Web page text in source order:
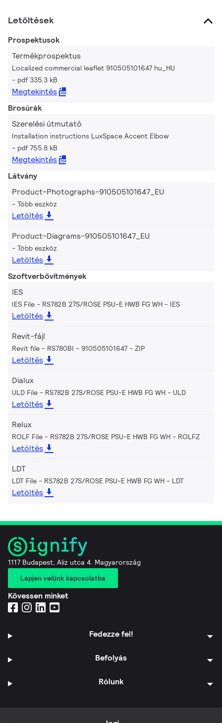
Letöltések
Prospektusok
Termékprospektus
Localized commercial leaflet 910505101647 hu_HU
pdf 335.3 kB
Megtekintés
Brosúrák
Szerelési útmutató
Installation instructions LuxSpace Accent Elbow
pdf 755.8 kB
Megtekintés
Látvány
Product-Photographs-910505101647_EU
Több eszköz
Letöltés
Product-Diagrams-910505101647_EU
Több eszköz
Letöltés
Szoftverbővítmények
IES
IES File - RS782B 27S/ROSE PSU-E HWB FG WH IES
Letöltés
Revit-fájl
Revit file - RS780BI - 910505101647 ZIP
Letöltés
Dialux
ULD File - RS782B 27S/ROSE PSU-E HWB FG WH ULD
Letöltés
Relux
ROLF File - RS782B 27S/ROSE PSU-E HWB FG WH ROLFZ
Letöltés
LDT
LDT File - RS782B 27S/ROSE PSU-E HWB FG WH LDT
Letöltés
1117 Budapest, Aliz utca 4. Magyarország
Lépjen velünk kapcsolatba
Kövessen minket
Fedezze fel!
Befolyás
Rólunk